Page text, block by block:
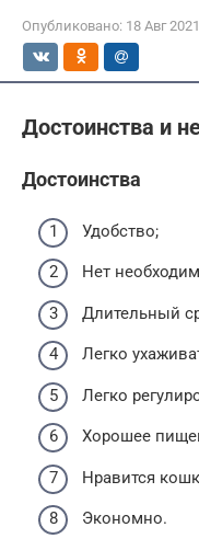
Опубликовано: 18 Авг 2021
Достоинства и
Достоинства
Удобство;
Нет
Длительный
Легко
Легко
Хорошее
Нравится
Экономно.